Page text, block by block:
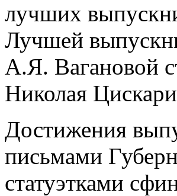
лучших
Лучшей
А.Я. Вагановой
Николая
Достижения
письмами
статуэтками